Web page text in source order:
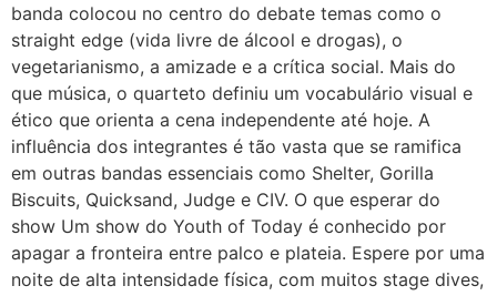
banda colocou no centro do debate temas como o
straight edge (vida livre de álcool e drogas), o
vegetarianismo, a amizade e a crítica social. Mais do
que música, o quarteto definiu um vocabulário visual e
ético que orienta a cena independente até hoje. A
influência dos integrantes é tão vasta que se ramifica
em outras bandas essenciais como Shelter, Gorilla
Biscuits, Quicksand, Judge e CIV. O que esperar do
show Um show do Youth of Today é conhecido por
apagar a fronteira entre palco e plateia. Espere por uma
noite de alta intensidade física, com muitos stage dives,